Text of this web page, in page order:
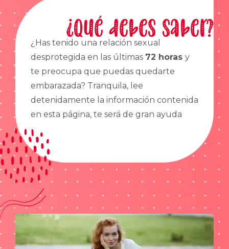
¿Qué debes saber?
¿Has tenido una relación sexual
desprotegida en las últimas 72 horas y
te preocupa que puedas quedarte
embarazada? Tranquila, lee
detenidamente la información contenida
en esta página, te será de gran ayuda